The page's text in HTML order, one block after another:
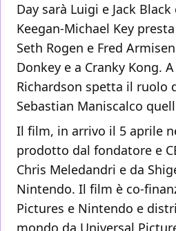
Day sarà Luigi e Jack
Keegan-Michael Key
Seth Rogen e Fred
Donkey e a Cranky Kong.
Richardson spetta il ruolo
Sebastian Maniscalco
Il film, in arrivo il 5 aprile
prodotto dal fondatore e
Chris Meledandri e da
Nintendo. Il film è co-
Pictures e Nintendo e